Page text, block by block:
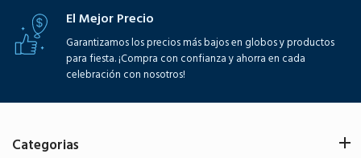
El Mejor Precio
Garantizamos los precios más bajos en globos y productos
para fiesta. ¡Compra con confianza y ahorra en cada
celebración con nosotros!
Categorias